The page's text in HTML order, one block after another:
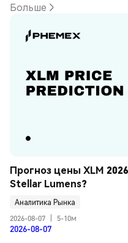
Больше
Прогноз цены XLM
Stellar Lumens?
Аналитика Рынка
2026-08-07
5-10м
2026-08-07